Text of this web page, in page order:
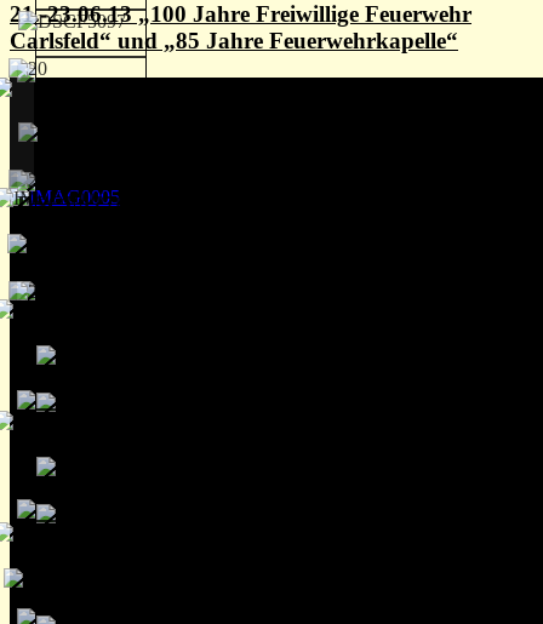
21.-23.06.13 „100 Jahre Freiwillige Feuerwehr
Carlsfeld“ und „85 Jahre Feuerwehrkapelle“